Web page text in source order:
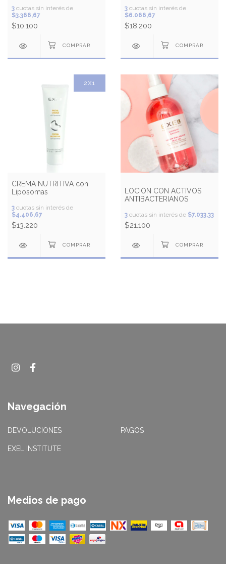
3 cuotas sin interés de
$3.366,67
$10.100
3 cuotas sin interés de
$6.066,67
$18.200
2X1
CREMA NUTRITIVA con
Liposomas
3 cuotas sin interés de
$4.406,67
$13.220
LOCIÓN CON ACTIVOS
ANTIBACTERIANOS
3 cuotas sin interés de $7.033,33
$21.100
Navegación
DEVOLUCIONES PAGOS
EXEL INSTITUTE
Medios de pago